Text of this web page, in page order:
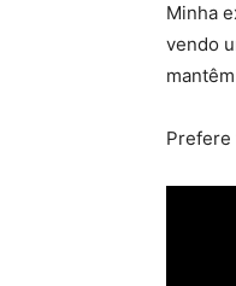
Minha
vendo
Prefere